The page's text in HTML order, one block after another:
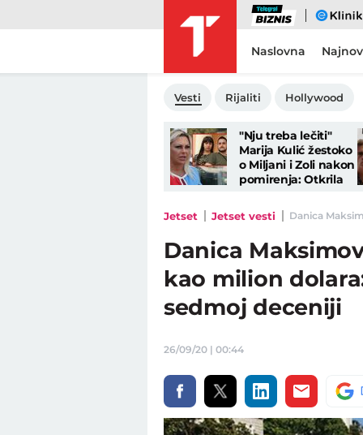
Biznis eKlinika
Naslovna
Vesti Rijaliti Hollywood
"Nju treba lečiti"
Marija Kulić žestoko
o Miljani i Zoli nakon
pomirenja: Otkrila
odnosu
Jetset Jetset vesti Danica
Danica
kao milion
sedmoj deceniji
26/09/20 | 00:44